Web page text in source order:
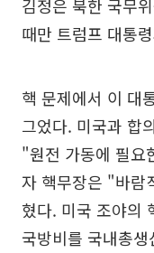
김정은 북한 국무
때만 트럼프 대통
핵 문제에서 이 대
그었다. 미국과 합
"원전 가동에 필요
자 핵무장은 "바람
혔다. 미국 조야의
국방비를 국내총